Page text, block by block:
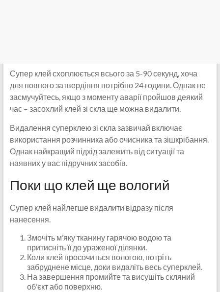
Супер клей схоплюється всього за 5-90 секунд, хоча
для повного затвердіння потрібно 24 години. Однак не
засмучуйтесь, якщо з моменту аварії пройшов деякий
час – засохлий клей зі скла ще можна видалити.
Видалення суперклею зі скла зазвичай включає
використання розчинника або очисника та зішкрібання.
Однак найкращий підхід залежить від ситуації та
наявних у вас підручних засобів.
Поки що клей ще вологий
Супер клей найлегше видалити відразу після
нанесення.
Змочіть м’яку тканину гарячою водою та
притисніть її до ураженої ділянки.
Коли клей просочиться вологою, потріть
забруднене місце, доки видаліть весь суперклей.
На завершення промийте та висушіть скляний
об’єкт або поверхню.